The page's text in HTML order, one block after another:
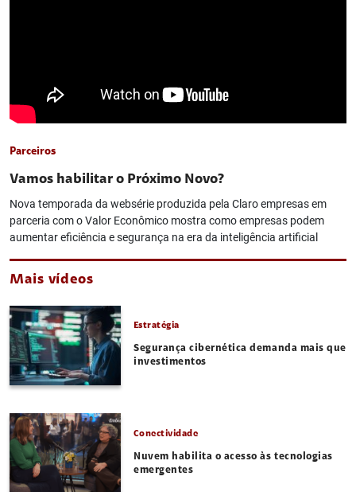
Parceiros
Vamos habilitar o Próximo Novo?
Nova temporada da websérie produzida pela Claro empresas em
parceria com o Valor Econômico mostra como empresas podem
aumentar eficiência e segurança na era da inteligência artificial
Mais vídeos
Estratégia
Segurança cibernética demanda mais que
investimentos
Conectividade
Nuvem habilita o acesso às tecnologias
emergentes